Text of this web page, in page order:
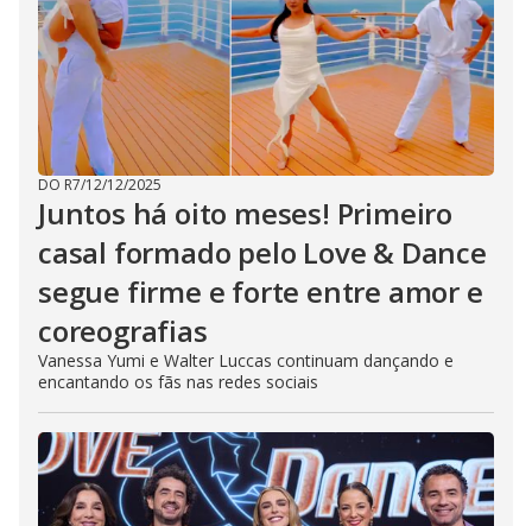
DO R7/12/12/2025
Juntos há oito meses! Primeiro
casal formado pelo Love & Dance
segue firme e forte entre amor e
coreografias
Vanessa Yumi e Walter Luccas continuam dançando e
encantando os fãs nas redes sociais